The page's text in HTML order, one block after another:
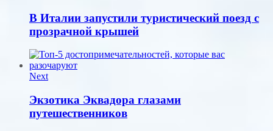
В Италии запустили туристический поезд с
прозрачной крышей
Next
Экзотика Эквадора глазами
путешественников